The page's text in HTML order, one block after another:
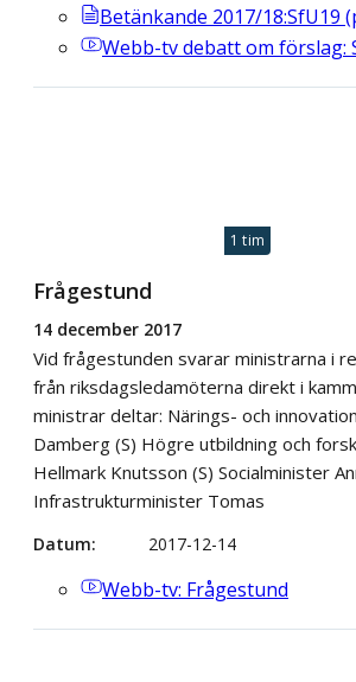
Betänkande 2017/18:SfU19 (
Webb-tvdebatt om förslag:
1 tim
Frågestund
14 december 2017
Vid frågestunden svarar ministrarna i
från riksdagsledamöterna direkt i
ministrar deltar: Närings- och
Damberg (S) Högre utbildning och
Hellmark Knutsson (S) Socialminister
Infrastrukturminister Tomas
Datum 2017-12-14
Webb-tv: Frågestund